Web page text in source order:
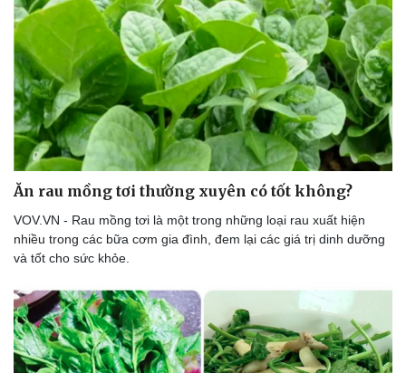
Ăn rau mồng tơi thường xuyên có tốt không?
VOV.VN - Rau mồng tơi là một trong những loại rau xuất hiện
nhiều trong các bữa cơm gia đình, đem lại các giá trị dinh dưỡng
và tốt cho sức khỏe.